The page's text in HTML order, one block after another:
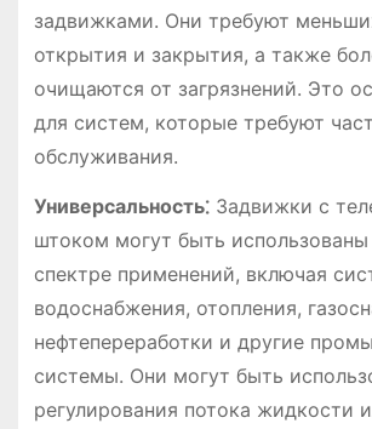
задвижками. Они требуют
открытия и закрытия, а также
очищаются от загрязнений. Это
для систем, которые требуют
обслуживания.
Универсальность⁚Задвижки с
штоком могут быть
спектре применений, включая
водоснабжения, отопления,
нефтепереработки и другие
системы. Они могут быть
регулирования потока жидкости